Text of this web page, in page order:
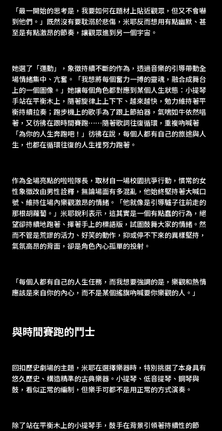
「最一開始的思考是，我要如何在題材上貼近觀眾，但又不會嚇
到他們。」既然沒有要耽溺於悲傷，米耶反而想用有點幽默、甚
至是有點激昂的節奏，讓觀眾進到另一個宇宙。
她選了「運動」，象徵持續不斷的作為，透過音樂的引導帶動全
場情緒集中、亢奮。「我想將每個奮力一搏的靈魂，融合成舞台
上的一個圖像。」她讓每個角色都對應到某個人生狀態：小提琴
手站在平衡木上，隨著旋律上上下下、越來越快，勉力維持著平
衡持續拉奏；跑步機上的歌手為了跟上節拍器，氣喘如牛依然唱
著，又彷彿在跟時間賽跑⋯⋯隨著歌詞往復循環，重複吶喊著
「為你的人生奔跑吧！」彷彿在說，每個人都有自己的旅途與人
生，也都在循環往復的人生裡努力跑著。
作為全場亮點的啦啦隊長，取材自一場校園抗爭行動，慣常的女
性象徵改由男性詮釋，無論場面有多混亂，他始終堅持著大喊口
號、維持住場內樂觀激昂的情緒。「他就像是引導驢子往前走的
那根胡蘿蔔。」米耶銳利表示，這其實是一個有點蠢的行為，絕
望卻持續地跑著、揮著手上的標語版，試圖鼓舞大家的情緒。然
而不管是荒謬的活力、好笑的動作，抑或停不下來的異樣堅持，
氣氛高昂的背面，卻是角色內心孤單的投射。
「每個人都有自己的人生任務，而我想要強調的是，樂觀和熱情
應該是來自你的內心，而不是某個搖旗吶喊要你樂觀的人。」
與時間賽跑的鬥士
回扣歷史劇場的主題，米耶在選擇樂器時，特別挑選了本身具有
悠久歷史、構造精準的古典樂器。小提琴、低音提琴、鋼琴與
鼓，看似正常的編制，但樂手可都不是用正常的方式演奏。
除了站在平衡木上的小提琴手，鼓手在背景引領著持續性的節